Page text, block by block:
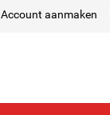
Account aanmaken